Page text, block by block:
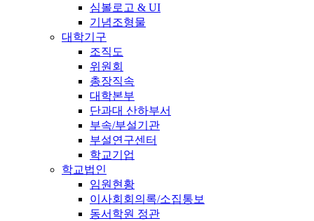
심볼로고 & UI
기념조형물
대학기구
조직도
위원회
총장직속
대학본부
단과대 산하부서
부속/부설기관
부설연구센터
학교기업
학교법인
임원현황
이사회회의록/소집통보
동서학원 정관